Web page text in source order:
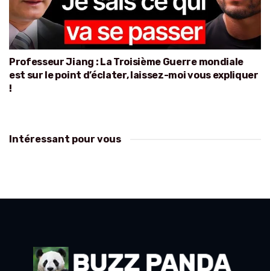
Professeur Jiang : La Troisième Guerre mondiale
est sur le point d’éclater, laissez-moi vous expliquer
!
Intéressant pour vous